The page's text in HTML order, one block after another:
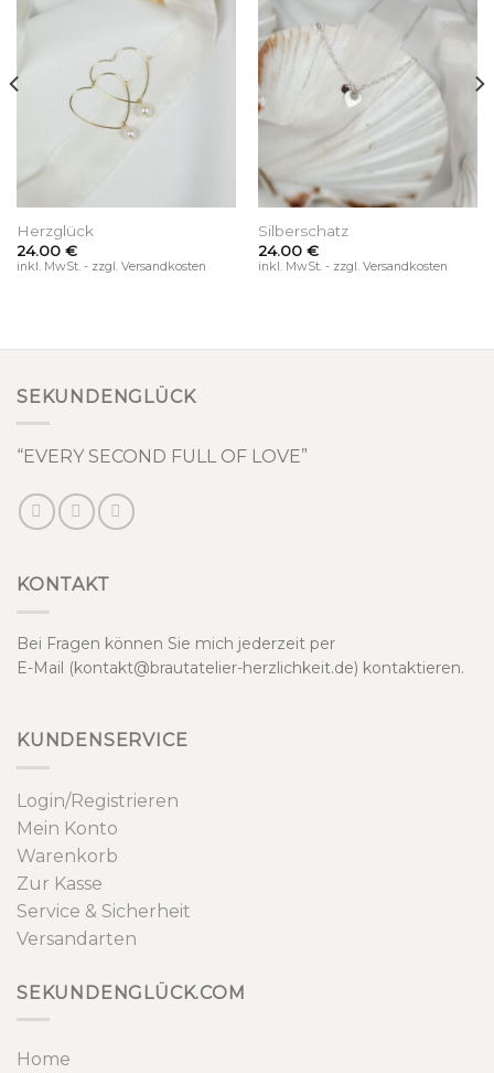
Herzglück
24.00 €
inkl. MwSt. - zzgl. Versandkosten
Silberschatz
24.00 €
inkl. MwSt. - zzgl. Versandkosten
SEKUNDENGLÜCK
“EVERY SECOND FULL OF LOVE”
KONTAKT
Bei Fragen können Sie mich jederzeit per
E-Mail (kontakt@brautatelier-herzlichkeit.de) kontaktieren.
KUNDENSERVICE
Login/Registrieren
Mein Konto
Warenkorb
Zur Kasse
Service & Sicherheit
Versandarten
SEKUNDENGLÜCK.COM
Home